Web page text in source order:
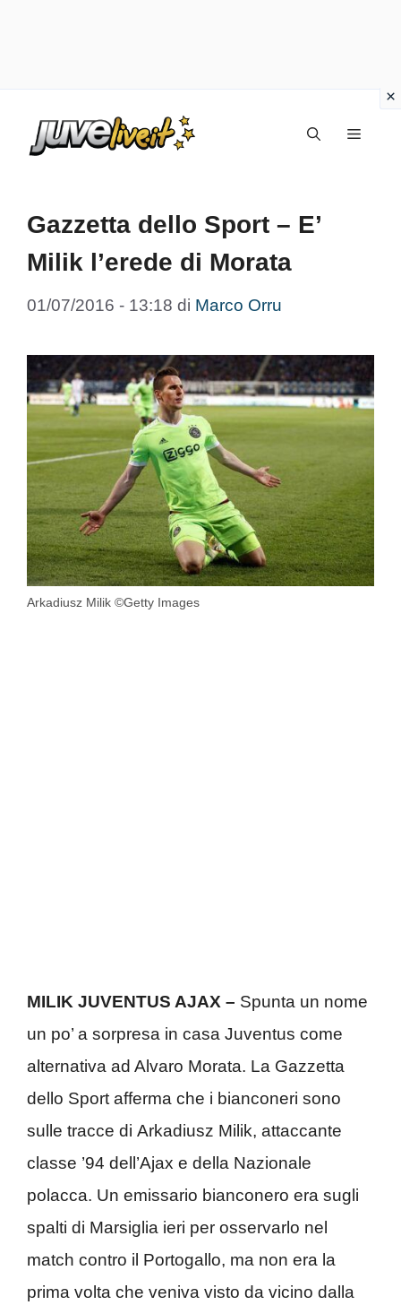
Menu
Gazzetta dello Sport – E’
Milik l’erede di Morata
01/07/2016 - 13:18 di Marco Orru
Arkadiusz Milik ©Getty Images
MILIK JUVENTUS AJAX – Spunta un nome
un po’ a sorpresa in casa Juventus come
alternativa ad Alvaro Morata. La Gazzetta
dello Sport afferma che i bianconeri sono
sulle tracce di Arkadiusz Milik, attaccante
classe ’94 dell’Ajax e della Nazionale
polacca. Un emissario bianconero era sugli
spalti di Marsiglia ieri per osservarlo nel
match contro il Portogallo, ma non era la
prima volta che veniva visto da vicino dalla